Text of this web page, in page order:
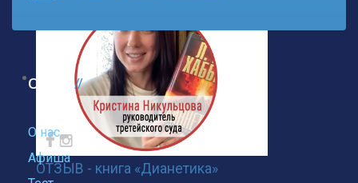
ОТЗЫВ - книга «Дианетика»
О нас
О нас
Афиша